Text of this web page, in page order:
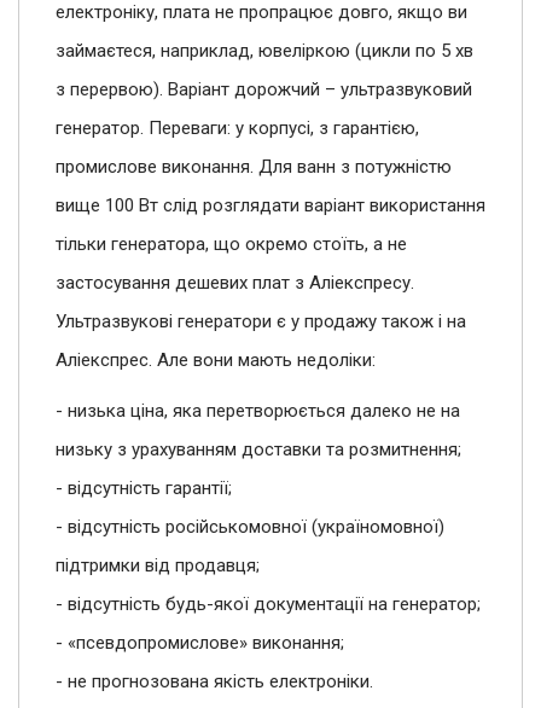
електроніку, плата не пропрацює довго, якщо ви
займаєтеся, наприклад, ювеліркою (цикли по 5 хв
з перервою). Варіант дорожчий – ультразвуковий
генератор. Переваги: ​​у корпусі, з гарантією,
промислове виконання. Для ванн з потужністю
вище 100 Вт слід розглядати варіант використання
тільки генератора, що окремо стоїть, а не
застосування дешевих плат з Аліекспресу.
Ультразвукові генератори є у продажу також і на
Аліекспрес. Але вони мають недоліки:
- низька ціна, яка перетворюється далеко не на
низьку з урахуванням доставки та розмитнення;
- відсутність гарантії;
- відсутність російськомовної (україномовної)
підтримки від продавця;
- відсутність будь-якої документації на генератор;
- «псевдопромислове» виконання;
- не прогнозована якість електроніки.